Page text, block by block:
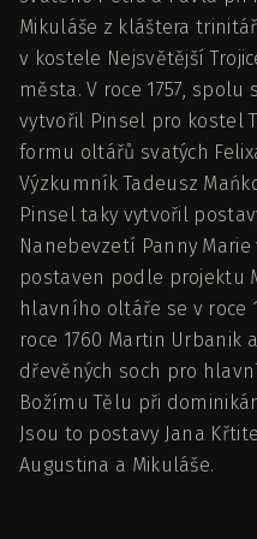
Mikuláše z kláštera
v kostele Nejsvětější
města. V roce 1757, spolu
vytvořil Pinsel pro kostel
formu oltářů svatých
Výzkumník Tadeusz
Pinsel taky vytvořil
Nanebevzetí Panny
postaven podle projektu
hlavního oltáře se v roce
roce 1760 Martin Urbanik
dřevěných soch pro
Božímu Tělu při
Jsou to postavy Jana
Augustina a Mikuláše.